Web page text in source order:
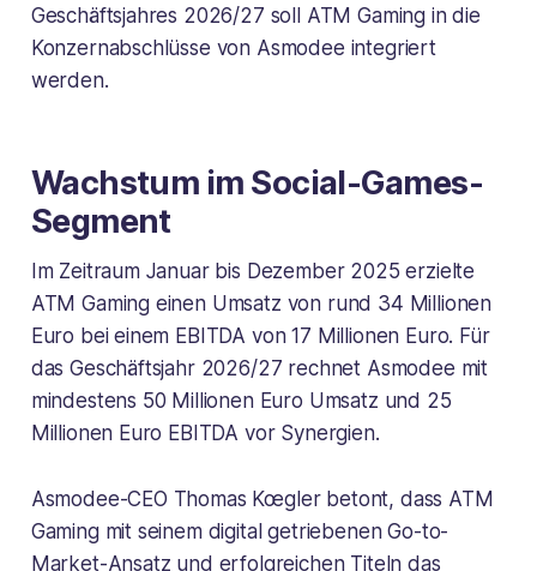
Geschäftsjahres 2026/27 soll ATM Gaming in die
Konzernabschlüsse von Asmodee integriert
werden.
Wachstum im Social-Games-
Segment
Im Zeitraum Januar bis Dezember 2025 erzielte
ATM Gaming einen Umsatz von rund 34 Millionen
Euro bei einem EBITDA von 17 Millionen Euro. Für
das Geschäftsjahr 2026/27 rechnet Asmodee mit
mindestens 50 Millionen Euro Umsatz und 25
Millionen Euro EBITDA vor Synergien.
Asmodee-CEO Thomas Kœgler betont, dass ATM
Gaming mit seinem digital getriebenen Go-to-
Market-Ansatz und erfolgreichen Titeln das